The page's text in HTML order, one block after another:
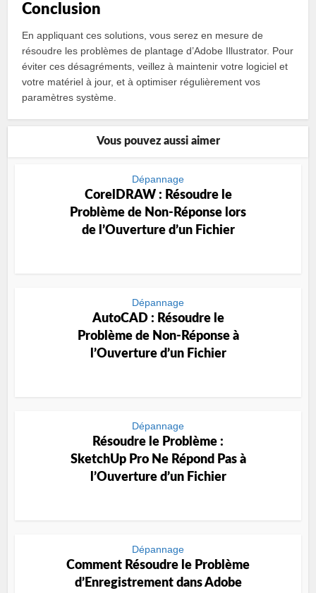
Conclusion
En appliquant ces solutions, vous serez en mesure de
résoudre les problèmes de plantage d’Adobe Illustrator. Pour
éviter ces désagréments, veillez à maintenir votre logiciel et
votre matériel à jour, et à optimiser régulièrement vos
paramètres système.
Vous pouvez aussi aimer
Dépannage
CorelDRAW : Résoudre le
Problème de Non-Réponse lors
de l’Ouverture d’un Fichier
Dépannage
AutoCAD : Résoudre le
Problème de Non-Réponse à
l’Ouverture d’un Fichier
Dépannage
Résoudre le Problème :
SketchUp Pro Ne Répond Pas à
l’Ouverture d’un Fichier
Dépannage
Comment Résoudre le Problème
d’Enregistrement dans Adobe